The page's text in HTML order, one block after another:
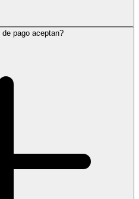
pago aceptan?